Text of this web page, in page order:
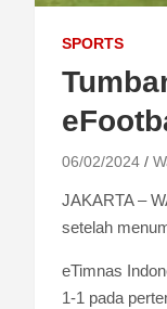
SPORTS
06/02/2024
JAKARTA –
setelah
eTimnas
1-1 pada